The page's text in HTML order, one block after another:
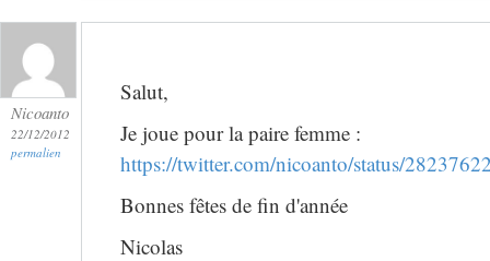
Nicoanto
22/12/2012
permalien
Salut,
Je joue pour la paire femme :
https://twitter.com/nicoanto/status/
Bonnes fêtes de fin d'année
Nicolas